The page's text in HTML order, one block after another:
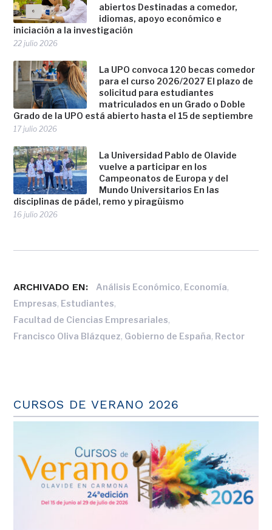
abiertos Destinadas a comedor,
idiomas, apoyo económico e
iniciación a la investigación
22 julio 2026
La UPO convoca 120 becas comedor
para el curso 2026/2027 El plazo de
solicitud para estudiantes
matriculados en un Grado o Doble
Grado de la UPO está abierto hasta el 15 de septiembre
17 julio 2026
La Universidad Pablo de Olavide
vuelve a participar en los
Campeonatos de Europa y del
Mundo Universitarios En las
disciplinas de pádel, remo y piragüismo
16 julio 2026
ARCHIVADO EN: Análisis Económico, Economía,
Empresas, Estudiantes,
Facultad de Ciencias Empresariales,
Francisco Oliva Blázquez, Gobierno de España, Rector
CURSOS DE VERANO 2026